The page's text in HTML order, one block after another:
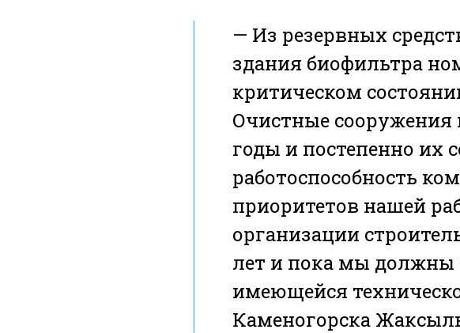
— Из резервных
здания биофильтра
критическом
Очистные сооружения
годы и постепенно их
работоспособность
приоритетов нашей
организации
лет и пока мы должны
имеющейся
Каменогорска